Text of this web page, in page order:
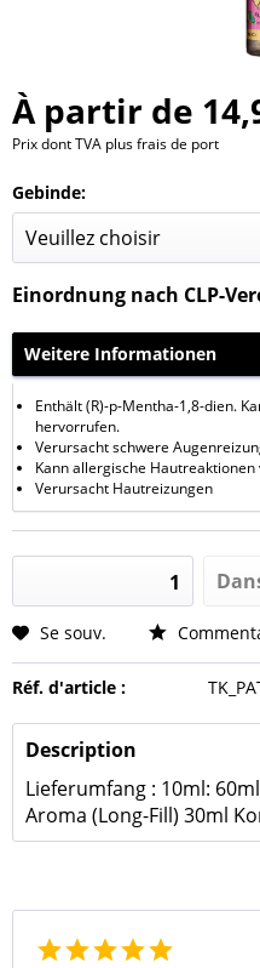
À partir de
Prix dont TVA plus frais de port
Gebinde:
Einordnung nach CLP-
Weitere Informationen
Enthält (R)-p-Mentha-1,8-dien.
hervorrufen.
Verursacht schwere
Kann allergische
Verursacht Hautreizungen
Se souv.
Réf. d'article :
Description
Lieferumfang : 10ml:
Aroma (Long-Fill) 30ml